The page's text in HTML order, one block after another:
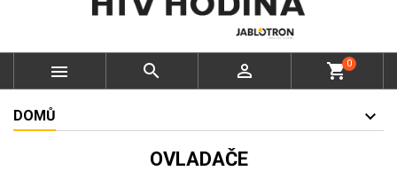
   shopping_cart0
DOMŮ
OVLADAČE